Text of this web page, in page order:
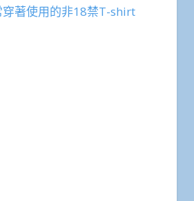
著使用的非18禁T-shirt